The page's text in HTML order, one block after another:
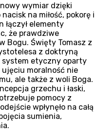
wymiar dzięki
na miłość, pokorę i
elementy
że prawdziwe
Bogu. Święty Tomasz z
z doktryną
etyczny oparty
ujęciu moralność nie
ale także z woli Boga.
grzechu i łaski,
pomocy z
wpłynęło na całą
sumienia,